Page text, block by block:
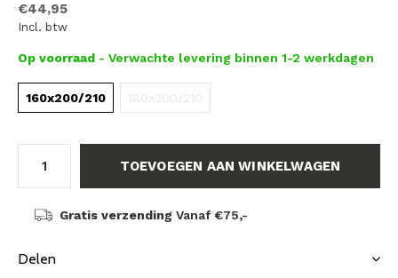
€44,95
Incl. btw
Op voorraad - Verwachte levering binnen 1-2 werkdagen
160x200/210 180x200/210
TOEVOEGEN AAN WINKELWAGEN
Gratis verzending Vanaf €75,-
Delen